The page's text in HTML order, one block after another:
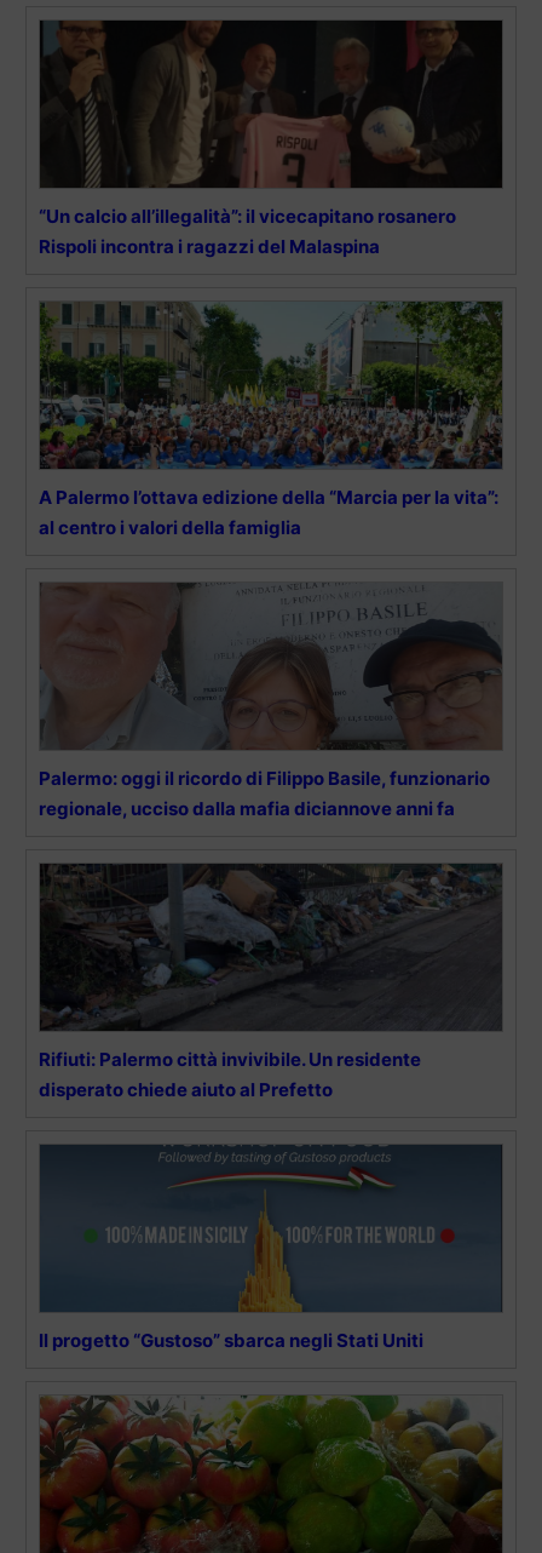
“Un calcio all’illegalità”: il vicecapitano rosanero
Rispoli incontra i ragazzi del Malaspina
A Palermo l’ottava edizione della “Marcia per la vita”:
al centro i valori della famiglia
Palermo: oggi il ricordo di Filippo Basile, funzionario
regionale, ucciso dalla mafia diciannove anni fa
Rifiuti: Palermo città invivibile. Un residente
disperato chiede aiuto al Prefetto
Il progetto “Gustoso” sbarca negli Stati Uniti